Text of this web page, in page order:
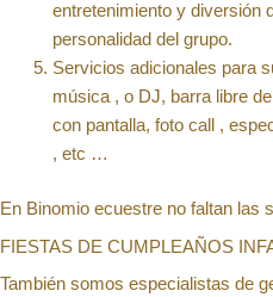
entretenimiento y diversión
personalidad del grupo.
Servicios adicionales para
música , o DJ, barra libre
con pantalla, foto call ,
, etc …
En Binomio ecuestre no faltan las
FIESTAS DE CUMPLEAÑOS
También somos especialistas de